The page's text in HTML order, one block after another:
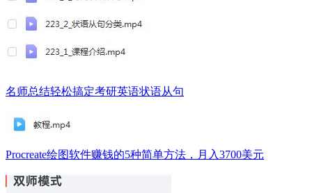
名师总结轻松搞定考研英语状语从句
Procreate绘图软件赚钱的5种简单方法，月入3700美元